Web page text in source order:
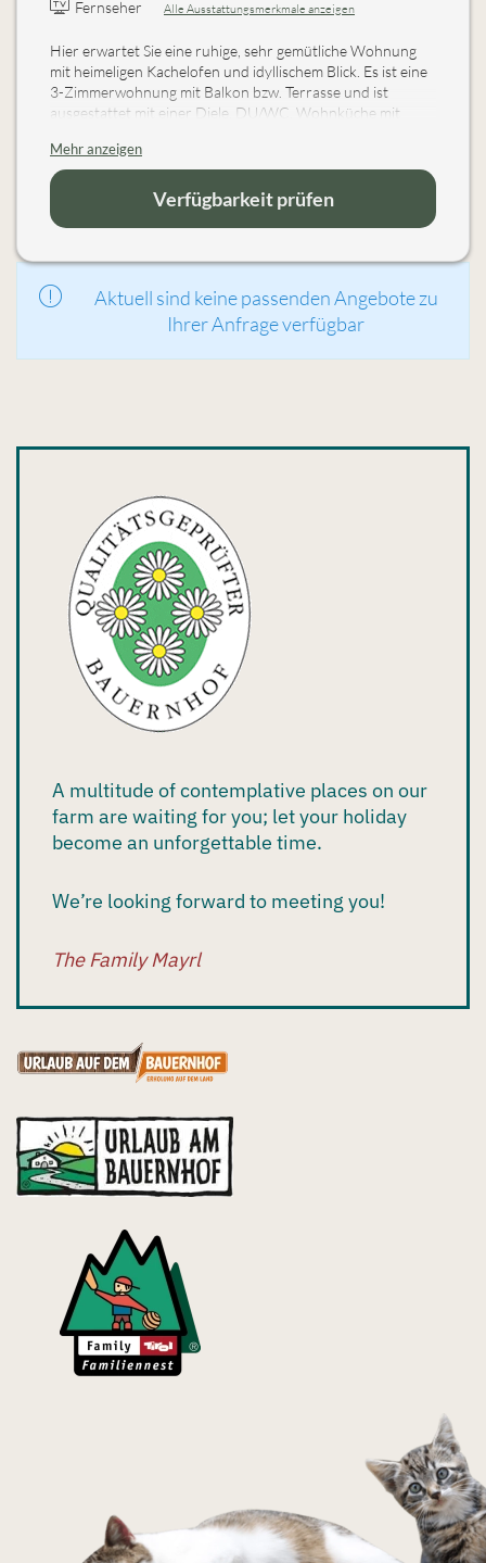
Fernseher Alle Ausstattungsmerkmale anzeigen
Hier erwartet Sie eine ruhige, sehr gemütliche Wohnung
mit heimeligen Kachelofen und idyllischem Blick. Es ist eine
3-Zimmerwohnung mit Balkon bzw. Terrasse und ist
ausgestattet mit einer Diele, DU/WC, Wohnküche mit
Geschirrspüler, Backofen, Kachelofen, Ofenliege mit Flat-
Sat-TV und Eckbank mit Tisch und Stühlen. Kinderzimmer
mit Stockbett u. Einzelbett. Im Elternschlafzimmer befindet
sich ein Doppelbett u. Couch mit Flat-Sat-TV. Den
Mehr anzeigen
Verfügbarkeit prüfen
Aktuell sind keine passenden Angebote zu
Ihrer Anfrage verfügbar
A multitude of contemplative places on our
farm are waiting for you; let your holiday
become an unforgettable time.
We’re looking forward to meeting you!
The Family Mayrl